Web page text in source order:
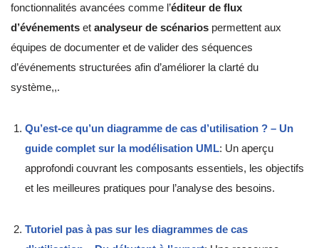
fonctionnalités avancées comme l’éditeur de flux
d’événements et analyseur de scénarios permettent aux
équipes de documenter et de valider des séquences
d’événements structurées afin d’améliorer la clarté du
système,,.
Qu’est-ce qu’un diagramme de cas d’utilisation ? – Un
guide complet sur la modélisation UML: Un aperçu
approfondi couvrant les composants essentiels, les objectifs
et les meilleures pratiques pour l’analyse des besoins.
Tutoriel pas à pas sur les diagrammes de cas